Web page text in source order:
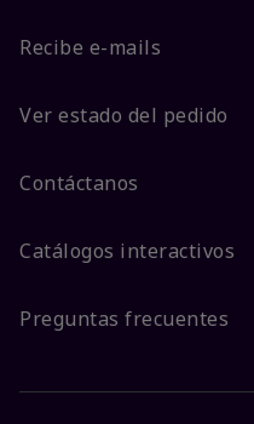
Recibe e-mails
Ver estado del pedido
Contáctanos
Catálogos interactivos
Preguntas frecuentes